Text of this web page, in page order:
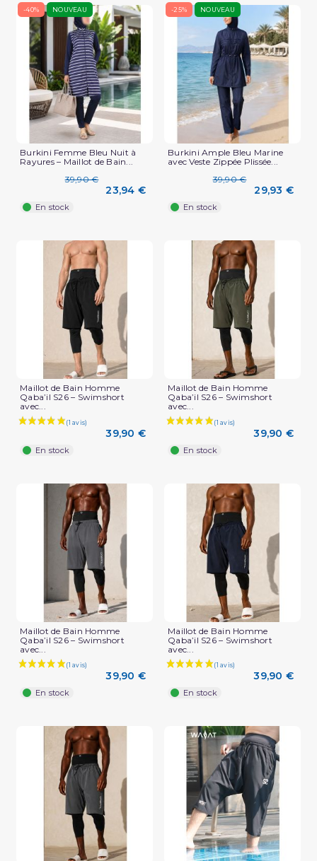
-40% NOUVEAU
Burkini Femme Bleu Nuit à
Rayures – Maillot de Bain...
39,90 €
23,94 €
En stock
-25% NOUVEAU
Burkini Ample Bleu Marine
avec Veste Zippée Plissée...
39,90 €
29,93 €
En stock
Maillot de Bain Homme
Qaba’il S26 – Swimshort
avec...
39,90 €
En stock
Maillot de Bain Homme
Qaba’il S26 – Swimshort
avec...
39,90 €
En stock
Maillot de Bain Homme
Qaba’il S26 – Swimshort
avec...
39,90 €
En stock
Maillot de Bain Homme
Qaba’il S26 – Swimshort
avec...
39,90 €
En stock